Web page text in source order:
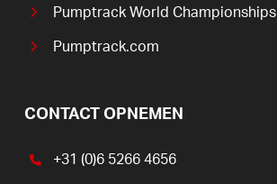
Pumptrack World Championships
Pumptrack.com
CONTACT OPNEMEN
+31 (0)6 5266 4656